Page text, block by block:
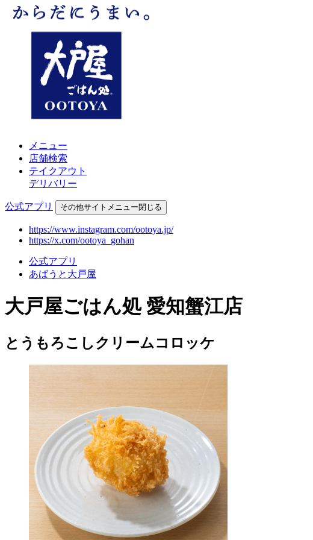
メニュー
店舗検索
テイクアウト
デリバリー
公式アプリ その他サイトメニュー閉じる
https://www.instagram.com/ootoya.jp/
https://x.com/ootoya_gohan
公式アプリ
あばうと大戸屋
大戸屋ごはん処 愛知蟹江店
とうもろこしクリームコロッケ